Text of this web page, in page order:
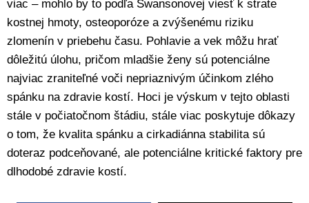
viac – mohlo by to podľa Swansonovej viesť k strate
kostnej hmoty, osteoporóze a zvýšenému riziku
zlomenín v priebehu času. Pohlavie a vek môžu hrať
dôležitú úlohu, pričom mladšie ženy sú potenciálne
najviac zraniteľné voči nepriaznivým účinkom zlého
spánku na zdravie kostí. Hoci je výskum v tejto oblasti
stále v počiatočnom štádiu, stále viac poskytuje dôkazy
o tom, že kvalita spánku a cirkadiánna stabilita sú
doteraz podceňované, ale potenciálne kritické faktory pre
dlhodobé zdravie kostí.